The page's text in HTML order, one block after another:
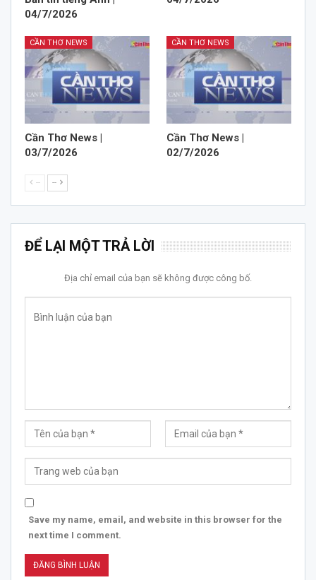
04/7/2026
CẦN THƠ NEWS
Cần Thơ News |
03/7/2026
CẦN THƠ NEWS
Cần Thơ News |
02/7/2026
-- --
ĐỂ LẠI MỘT TRẢ LỜI
Địa chỉ email của bạn sẽ không được công bố.
Save my name, email, and website in this browser for the
next time I comment.